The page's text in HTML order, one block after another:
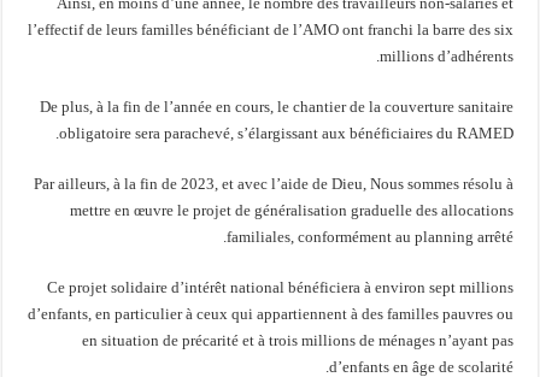
l’effectif de leurs familles bénéficiant de l’AMO ont franchi la barre des six
millions d’adhérents.
De plus, à la fin de l’année en cours, le chantier de la couverture sanitaire
obligatoire sera parachevé, s’élargissant aux bénéficiaires du RAMED.
Par ailleurs, à la fin de 2023, et avec l’aide de Dieu, Nous sommes résolu à
mettre en œuvre le projet de généralisation graduelle des allocations
familiales, conformément au planning arrêté.
Ce projet solidaire d’intérêt national bénéficiera à environ sept millions
d’enfants, en particulier à ceux qui appartiennent à des familles pauvres ou
en situation de précarité et à trois millions de ménages n’ayant pas
d’enfants en âge de scolarité.